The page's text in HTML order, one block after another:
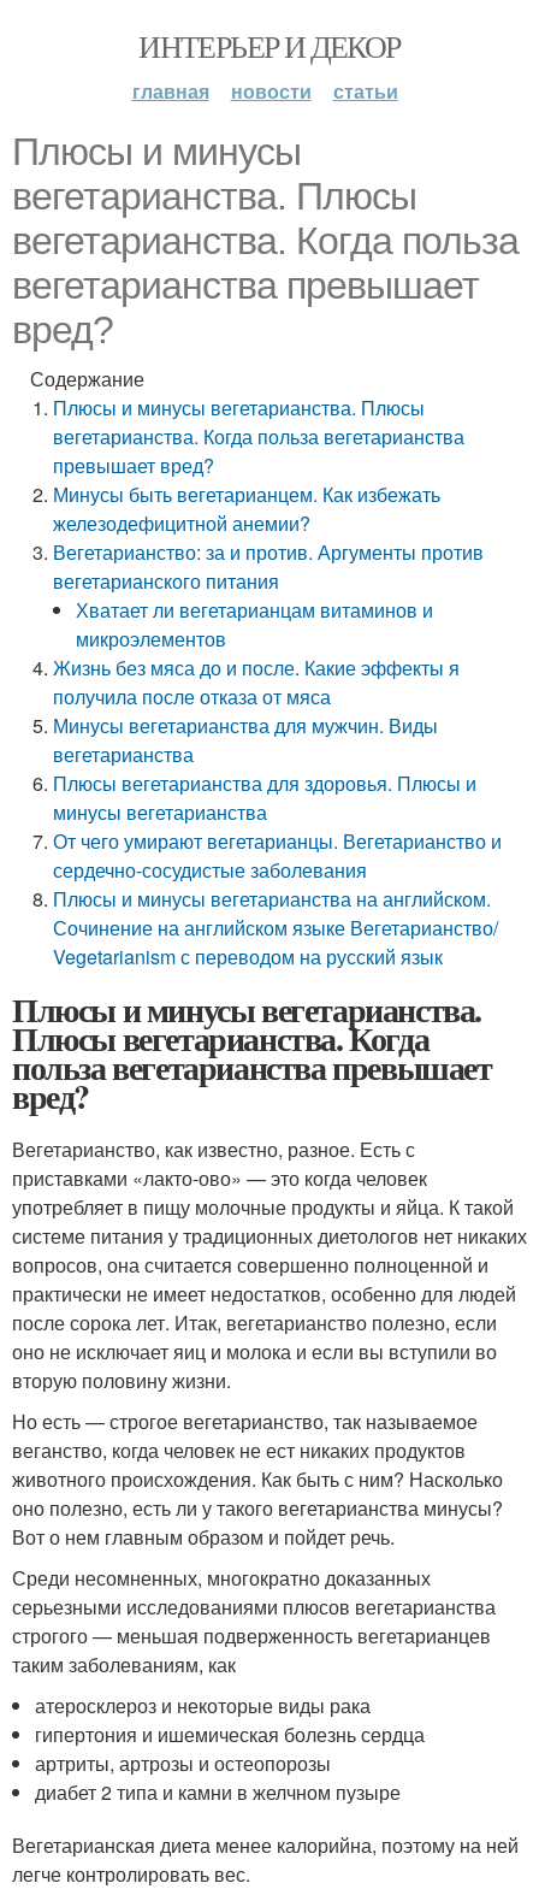
ИНТЕРЬЕР И ДЕКОР
главная новости статьи
Плюсы и минусы
вегетарианства. Плюсы
вегетарианства. Когда польза
вегетарианства превышает
вред?
Содержание
Плюсы и минусы вегетарианства. Плюсы
вегетарианства. Когда польза вегетарианства
превышает вред?
Минусы быть вегетарианцем. Как избежать
железодефицитной анемии?
Вегетарианство: за и против. Аргументы против
вегетарианского питания
Хватает ли вегетарианцам витаминов и
микроэлементов
Жизнь без мяса до и после. Какие эффекты я
получила после отказа от мяса
Минусы вегетарианства для мужчин. Виды
вегетарианства
Плюсы вегетарианства для здоровья. Плюсы и
минусы вегетарианства
От чего умирают вегетарианцы. Вегетарианство и
сердечно-сосудистые заболевания
Плюсы и минусы вегетарианства на английском.
Сочинение на английском языке Вегетарианство/
Vegetarianism с переводом на русский язык
Плюсы и минусы вегетарианства.
Плюсы вегетарианства. Когда
польза вегетарианства превышает
вред?
Вегетарианство, как известно, разное. Есть с
приставками «лакто-ово» — это когда человек
употребляет в пищу молочные продукты и яйца. К такой
системе питания у традиционных диетологов нет никаких
вопросов, она считается совершенно полноценной и
практически не имеет недостатков, особенно для людей
после сорока лет. Итак, вегетарианство полезно, если
оно не исключает яиц и молока и если вы вступили во
вторую половину жизни.
Но есть — строгое вегетарианство, так называемое
веганство, когда человек не ест никаких продуктов
животного происхождения. Как быть с ним? Насколько
оно полезно, есть ли у такого вегетарианства минусы?
Вот о нем главным образом и пойдет речь.
Среди несомненных, многократно доказанных
серьезными исследованиями плюсов вегетарианства
строгого — меньшая подверженность вегетарианцев
таким заболеваниям, как
атеросклероз и некоторые виды рака
гипертония и ишемическая болезнь сердца
артриты, артрозы и остеопорозы
диабет 2 типа и камни в желчном пузыре
Вегетарианская диета менее калорийна, поэтому на ней
легче контролировать вес.